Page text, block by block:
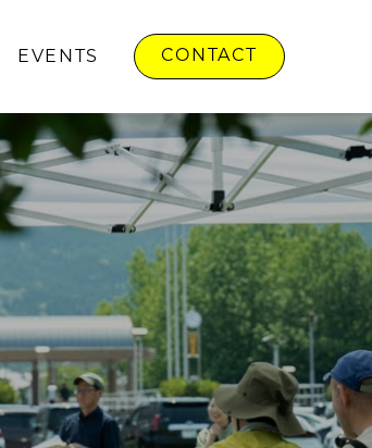
EVENTS CONTACT